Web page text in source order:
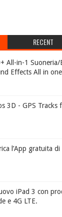
RECENT
All-in-1
Effects All in
3D - GPS
l’App gratuita
iPad 3 con
e 4G LTE.